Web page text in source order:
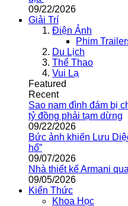
09/22/2026
Giải Trí
Điện Ảnh
Phim
Du Lịch
Thể Thao
Vui Lạ
Featured
Recent
Sao nam đình đám bị
tỷ đồng phải tạm dừng
09/22/2026
Bức ảnh khiến Lưu
hổ”
09/07/2026
Nhà thiết kế Armani
09/05/2026
Kiến Thức
Khoa Học